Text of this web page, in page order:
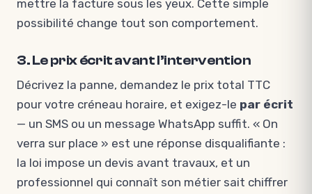
mettre la facture sous les yeux. Cette simple
possibilité change tout son comportement.
3. Le prix écrit avant l’intervention
Décrivez la panne, demandez le prix total TTC
pour votre créneau horaire, et exigez-le par écrit
— un SMS ou un message WhatsApp suffit. « On
verra sur place » est une réponse disqualifiante :
la loi impose un devis avant travaux, et un
professionnel qui connaît son métier sait chiffrer